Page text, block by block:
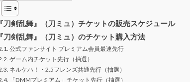
『刀剣乱舞』（刀ミュ）チケットの販売スケジュール
『刀剣乱舞』（刀ミュ）のチケット購入方法
公式ファンサイト プレミアム会員最速先行
ゲーム内チケット先行（抽選）
ネルケハ！・2.5フレンズ共通先行（抽選）
「DMMプレミアム」チケット先行（抽選）